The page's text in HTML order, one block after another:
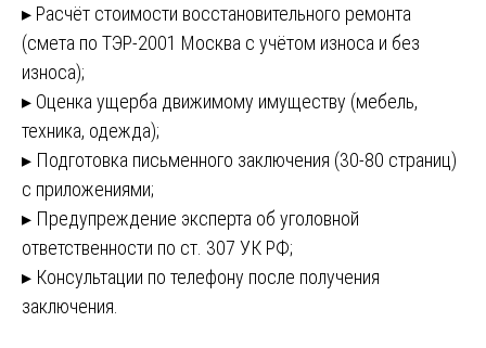
▸ Расчёт стоимости восстановительного ремонта
(смета по ТЭР-2001 Москва с учётом износа и без
износа);
▸ Оценка ущерба движимому имуществу (мебель,
техника, одежда);
▸ Подготовка письменного заключения (30-80 страниц)
с приложениями;
▸ Предупреждение эксперта об уголовной
ответственности по ст. 307 УК РФ;
▸ Консультации по телефону после получения
заключения.